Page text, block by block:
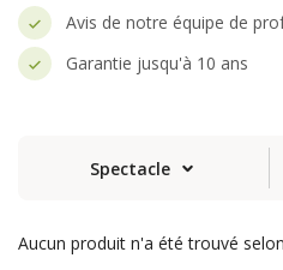
Avis de notre équipe de
Garantie jusqu'à 10 ans
Spectacle
Aucun produit n'a été trouvé